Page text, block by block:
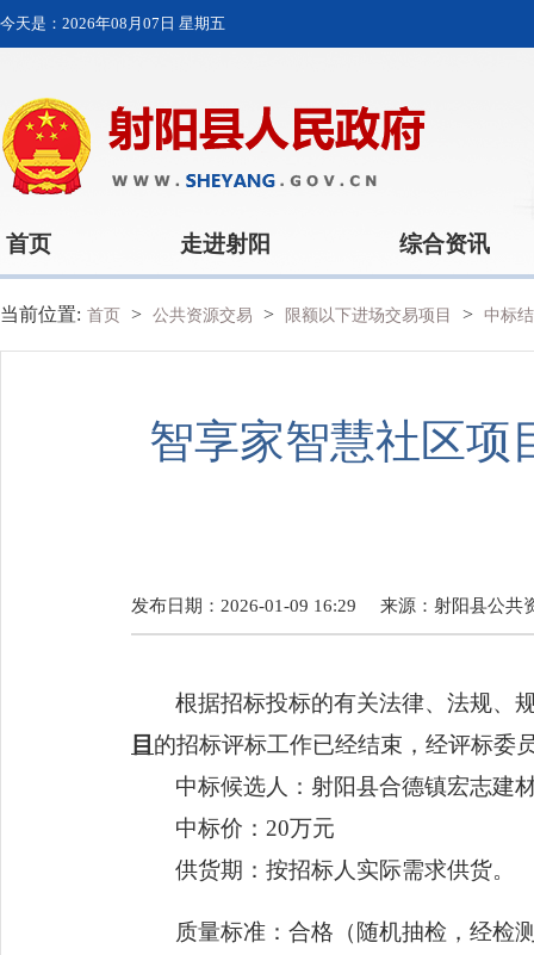
今天是： 2026年08月07日 星期五
首页 走进射阳 综合资讯
当前位置: 首页 > 公共资源交易 > 限额以下进场交易项目 > 中标
智享家智慧社区项
发布日期：2026-01-09 16:29 来源： 射阳县公共
根据招标投标的有关法律、法规、
目 的招标评标工作已经结束，经评标委
中标候选人： 射阳县合德镇宏志建
中标价： 20万元
供货期：按招标人实际需求供货。
质量标准：合格（随机抽检，经检